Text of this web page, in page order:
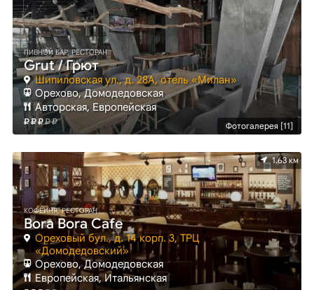
Фотогалерея [11]
ПИВНОЙ БАР, РЕСТОРАН
Grut / Грют
Шипиловская ул., д. 28А, отель «Милан»
Орехово, Домодедовская
Авторская, Европейская
1.63 км
КОФЕЙНЯ, РЕСТОРАН
Bora Bora Cafe
Ореховый бул., д. 14 корп. 3, ТРЦ
«Домодедовский»
Орехово, Домодедовская
Европейская, Итальянская